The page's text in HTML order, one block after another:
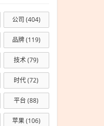
公司 (404)
品牌(119)
技术(79)
时代(72)
平台 (88)
苹果(106)